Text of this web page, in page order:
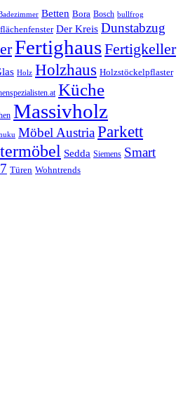
Betten Bora Bosch bullfrog
Der Kreis Dunstabzug
FertighausFertigkeller
Holz Holzhaus Holzstöckelpflaster
Küche
Massivholz
Möbel AustriaParkett
Sedda Siemens Smart
Türen Wohntrends